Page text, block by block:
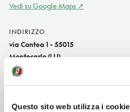
Questo sito web utilizza i cookie
Vedi su Google Maps
INDIRIZZO
via Contea 1 - 55015
Montecarlo (LU)
Toscana IT